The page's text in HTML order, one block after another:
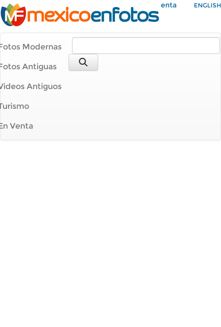
Mi Cuenta ENGLISH
Modernas
Antiguas
Antiguos
Venta